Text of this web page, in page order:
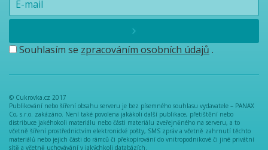
Souhlasím se zpracováním osobních údajů .
© Cukrovka.cz 2017
Publikování nebo šíření obsahu serveru je bez písemného souhlasu vydavatele – PANAX
Co, s.r.o. zakázáno. Není také povolena jakákoli další publikace, přetištění nebo
distribuce jakéhokoli materiálu nebo části materiálu zveřejněného na serveru, a to
včetně šíření prostřednictvím elektronické pošty, SMS zpráv a včetně zahrnutí těchto
materiálů nebo jejich části do rámců či překopírování do vnitropodnikové či jiné privátní
sítě a včetně uchovávání v jakýchkoli databázích.